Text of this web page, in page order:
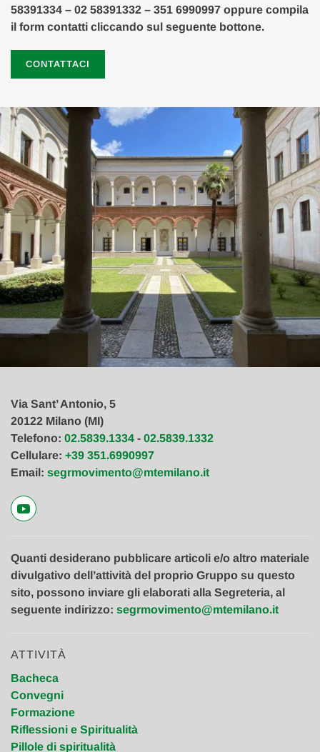
58391334 – 02 58391332 – 351 6990997 oppure compila
il form contatti cliccando sul seguente bottone.
CONTATTACI
Via Sant’ Antonio, 5
20122 Milano (MI)
Telefono: 02.5839.1334 - 02.5839.1332
Cellulare: +39 351.6990997
Email: segrmovimento@mtemilano.it
Quanti desiderano pubblicare articoli e/o altro materiale
divulgativo dell’attività del proprio Gruppo su questo
sito, possono inviare gli elaborati alla Segreteria, al
seguente indirizzo: segrmovimento@mtemilano.it
ATTIVITÀ
Bacheca
Convegni
Formazione
Riflessioni e Spiritualità
Pillole di spiritualità